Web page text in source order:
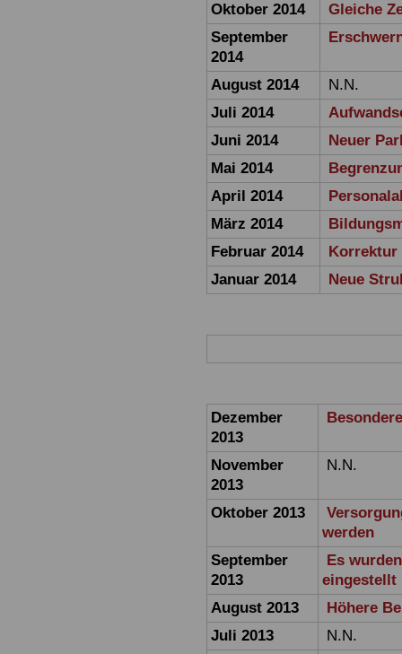
Oktober 2014
Gleiche
September
2014
August 2014
N.N.
Juli 2014
Juni 2014
Neuer
Mai 2014
April 2014
März 2014
Februar 2014
Januar 2014
Neue
Dezember
2013
November
2013
N.N.
Oktober 2013
werden
September
2013
Es
eingestellt
August 2013
Höhere
Juli 2013
N.N.